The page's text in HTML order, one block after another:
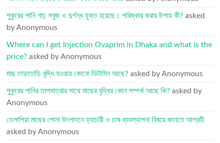
পুকুরের পানি গাঢ় সবুজ ও দুর্গন্ধ যুক্ত হয়েছে। পরিষ্কার করার উপায় কী? asked
by Anonymous
Where can I get Injection Ovaprim in Dhaka and what is the
price? asked by Anonymous
মাছ তাড়াতাড়ি বৃদ্ধি হওয়ার কোনো ভিটামিন আছে? asked by Anonymous
পুকুরের পানির তাপমাত্রার সাথে মাছের বৃদ্ধির কোন সম্পর্ক আছে কি? asked by
Anonymous
তেলাপিয়া মাছের পোনা উৎপাদনে হ্যাচারী ও চাষ ব্যবস্থাপনা বিষয়ে জানতে আগ্রহী
asked by Anonymous